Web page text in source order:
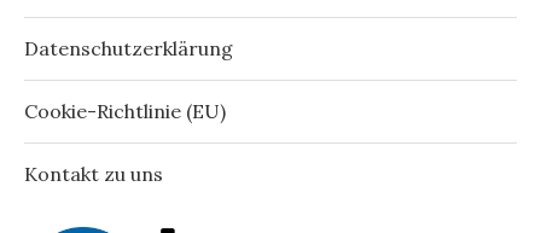
Datenschutzerklärung
Cookie-Richtlinie (EU)
Kontakt zu uns